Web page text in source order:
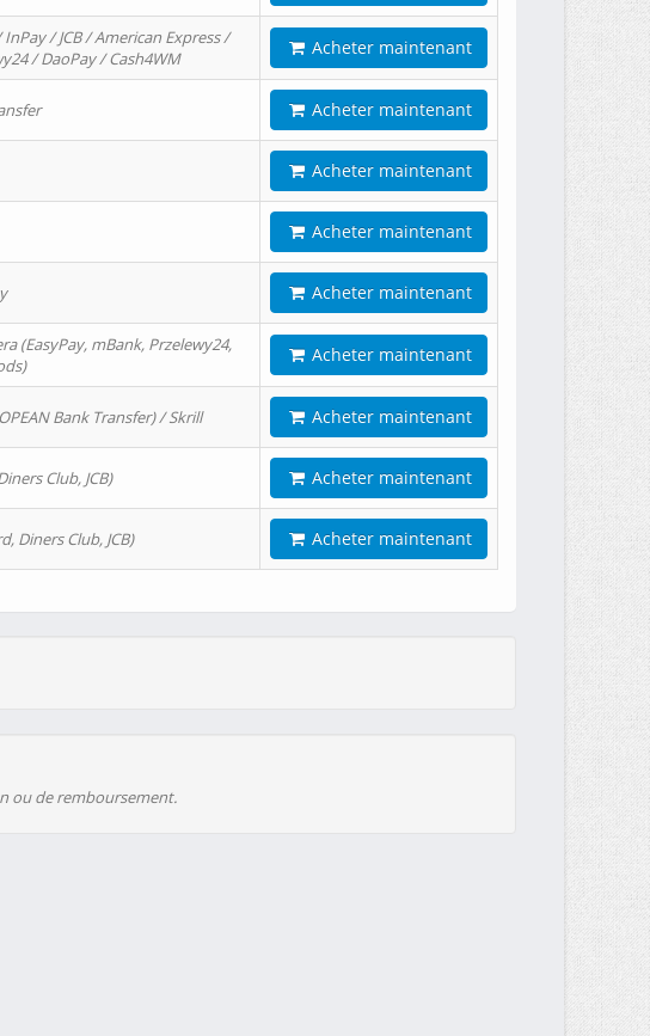
/ JCB / American Express /
/ DaoPay / Cash4WM
Acheter maintenant
Acheter maintenant
Acheter maintenant
Acheter maintenant
Acheter maintenant
(EasyPay, mBank, Przelewy24,
Acheter maintenant
Bank Transfer) / Skrill Acheter maintenant
Club, JCB) Acheter maintenant
Diners Club, JCB) Acheter maintenant
ou de remboursement.